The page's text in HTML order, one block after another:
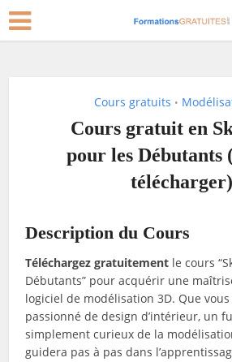
Cours gratuits •
Cours gratuit en
pour les Débutants
télécharger)
Description du Cours
Téléchargez gratuitement le cours
Débutants” pour acquérir une
logiciel de modélisation 3D. Que vous
passionné de design d’intérieur, un
simplement curieux de la
guidera pas à pas dans